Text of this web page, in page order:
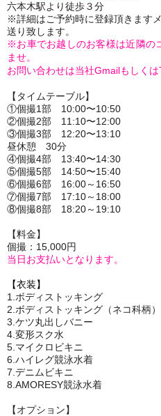
六本木駅より徒歩３分
※詳細はご予約時に登録頂きます
送り致します。
※お車でお越しのお客様は近隣の
ませ。
お問い合わせは当社Gmailもしく
【タイムテーブル】
①個撮1部 10:00〜10:50
②個撮2部 11:10〜12:00
③個撮3部 12:20〜13:10
昼休憩 30分
④個撮4部 13:40〜14:30
⑤個撮5部 14:50〜15:40
⑥個撮6部 16:00～16:50
⑦個撮7部 17:10～18:00
⑧個撮8部 18:20～19:10
【料金】
個撮：15,000円
当日お支払いとなります。
【衣装】
1.ボディストッキング
2.ボディストッキング（ネコ科柄）
3.ケツ丸出しバニー
4.変形スク水
5.マイクロビキニ
6.ハイレグ競泳水着
7.デニムビキニ
8.AMORESY競泳水着
【オプション】